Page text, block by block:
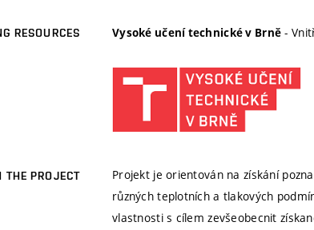
RESOURCES Vysoké učení technické v Brně -
THE PROJECT
Projekt je orientován na získání
různých teplotních a tlakových
vlastnosti s cílem zevšeobecnit